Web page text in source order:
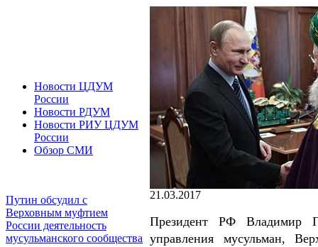
Новости ЦДУМ
России
Новости РДУМ
Новости РИУ ЦДУМ
России
Обзор СМИ
Путин обсудил с
Верховным муфтием
России деятельность
мусульманского сообщества
21.03.2017
Президент РФ Владимир
управления мусульман,